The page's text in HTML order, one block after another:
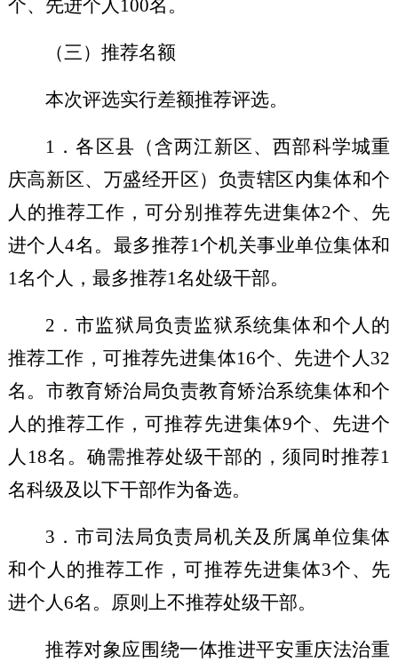
个、先进个人 100名。
（三）推荐名额
本次评选实行差额推荐评选。
1 ．各区县（含两江新区、西部科学城重
庆高新区、万盛经开区）负责辖区内集体和个
人的推荐工作，可分别推荐先进集体2个、先
进个人4名 。最多推荐1个机关事业单位集体和
1名个人，最多推荐1名处级干部。
2 ．市监狱局负责监狱系统集体和个人的
推荐工作，可推荐先进集体16个、 先进个人 32
名 。市教育矫治局负责教育矫治系统集体和个
人的推荐工作，可推荐先进集体9个、 先进个
人 18名 。 确需推荐处级干部的，须同时推荐1
名科级及以下干部作为备选。
3 ．市司法局负责局机关及所属单位集体
和个人的推荐工作，可推荐先进集体3个、 先
进个人 6名 。原则上不推荐处级干部。
推荐对象应围绕一体推进平安重庆法治重